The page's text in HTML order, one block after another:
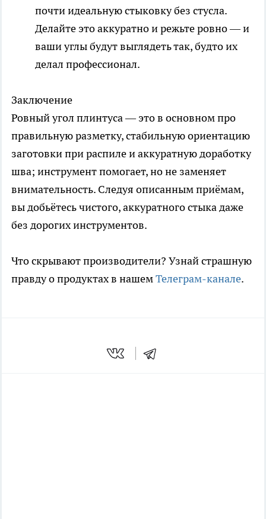
почти идеальную стыковку без стусла.
Делайте это аккуратно и режьте ровно — и
ваши углы будут выглядеть так, будто их
делал профессионал.
Заключение
Ровный угол плинтуса — это в основном про
правильную разметку, стабильную ориентацию
заготовки при распиле и аккуратную доработку
шва; инструмент помогает, но не заменяет
внимательность. Следуя описанным приёмам,
вы добьётесь чистого, аккуратного стыка даже
без дорогих инструментов.
Что скрывают производители? Узнай страшную
правду о продуктах в нашемТелеграм-канале.